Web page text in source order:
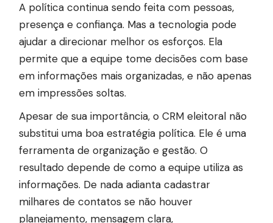
A política continua sendo feita com pessoas,
presença e confiança. Mas a tecnologia pode
ajudar a direcionar melhor os esforços. Ela
permite que a equipe tome decisões com base
em informações mais organizadas, e não apenas
em impressões soltas.
Apesar de sua importância, o CRM eleitoral não
substitui uma boa estratégia política. Ele é uma
ferramenta de organização e gestão. O
resultado depende de como a equipe utiliza as
informações. De nada adianta cadastrar
milhares de contatos se não houver
planejamento, mensagem clara,